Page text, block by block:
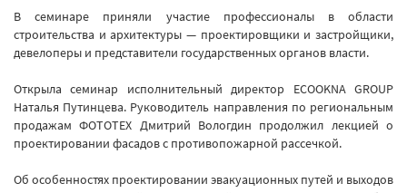
В семинаре приняли участие профессионалы в области
строительства и архитектуры — проектировщики и застройщики,
девелоперы и представители государственных органов власти.
Открыла семинар исполнительный директор ECOOKNA GROUP
Наталья Путинцева. Руководитель направления по региональным
продажам ФОТОТЕХ Дмитрий Вологдин продолжил лекцией о
проектировании фасадов с противопожарной рассечкой.
Об особенностях проектировании эвакуационных путей и выходов